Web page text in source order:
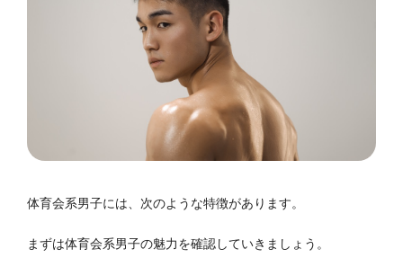
体育会系男子には、次のような特徴があります。
まずは体育会系男子の魅力を確認していきましょう。